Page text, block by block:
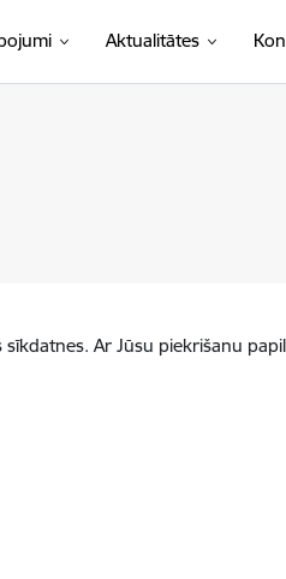
Aktualitātes
Ar Jūsu piekrišanu